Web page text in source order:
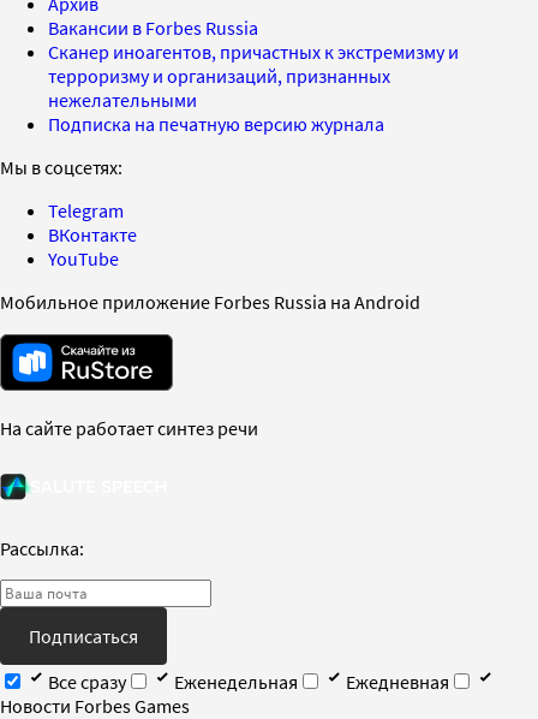
Вакансии в Forbes Russia
Сканер иноагентов, причастных к экстремизму и
терроризму и организаций, признанных
нежелательными
Подписка на печатную версию журнала
Мы в соцсетях:
Telegram
ВКонтакте
YouTube
Мобильное приложение Forbes Russia на Android
На сайте работает синтез речи
Рассылка:
Подписаться
Все сразу
Еженедельная
Ежедневная
Новости Forbes Games